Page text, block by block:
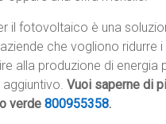
il fotovoltaico è una
che vogliono ridurre
alla produzione di energia
aggiuntivo.Vuoi saperne di
verde800955358.